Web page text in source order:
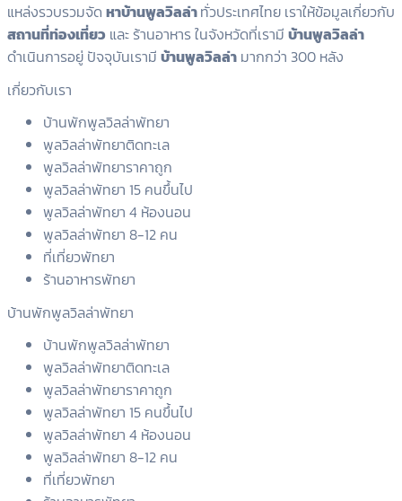
แหล่งรวบรวมจัด หาบ้านพูลวิลล่าทั่วประเทศไทย เราให้ข้อมูลเกี่ยวกับ
สถานที่ท่องเที่ยว และ ร้านอาหาร ในจังหวัดที่เรามี บ้านพูลวิลล่า
ดำเนินการอยู่ ปัจจุบันเรามี บ้านพูลวิลล่า มากกว่า 300 หลัง
เกี่ยวกับเรา
บ้านพักพูลวิลล่าพัทยา
พูลวิลล่าพัทยาติดทะเล
พูลวิลล่าพัทยาราคาถูก
พูลวิลล่าพัทยา 15 คนขึ้นไป
พูลวิลล่าพัทยา 4 ห้องนอน
พูลวิลล่าพัทยา 8-12 คน
ที่เที่ยวพัทยา
ร้านอาหารพัทยา
บ้านพักพูลวิลล่าพัทยา
บ้านพักพูลวิลล่าพัทยา
พูลวิลล่าพัทยาติดทะเล
พูลวิลล่าพัทยาราคาถูก
พูลวิลล่าพัทยา 15 คนขึ้นไป
พูลวิลล่าพัทยา 4 ห้องนอน
พูลวิลล่าพัทยา 8-12 คน
ที่เที่ยวพัทยา